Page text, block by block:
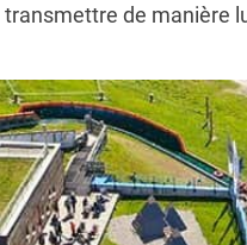
de manière